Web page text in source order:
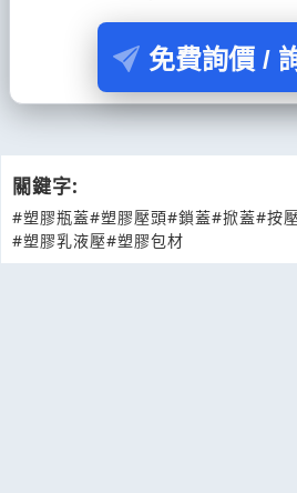
免費詢價 /
關鍵字:
#塑膠瓶蓋#塑膠壓頭#鎖蓋#掀蓋#按
#塑膠乳液壓#塑膠包材